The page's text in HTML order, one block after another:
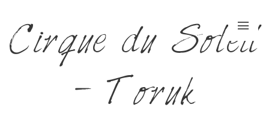
Cirque du Soleil
– Toruk